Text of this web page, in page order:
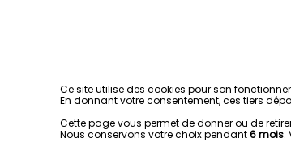
Ce site utilise des cookies pour son
En donnant votre consentement, ces tiers
Cette page vous permet de donner ou de
Nous conservons votre choix pendant6 mois.